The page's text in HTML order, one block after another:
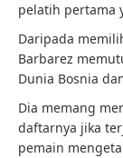
pelatih pertama
Daripada
Barbarez
Dunia Bosnia
Dia memang
daftarnya jika
pemain